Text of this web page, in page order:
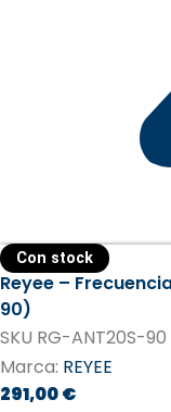
Con stock
Reyee –
90)
SKU RG-ANT20S-90
Marca: REYEE
291,00€